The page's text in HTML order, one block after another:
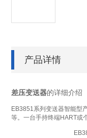
产品详情
差压变送器的详细介绍
EB3851系列变送器智能型
等。一台手持终端HART或